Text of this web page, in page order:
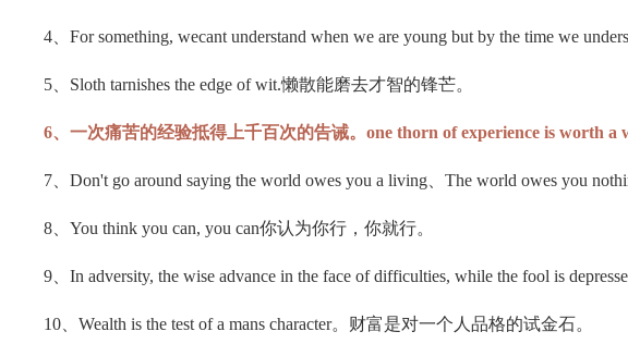
4、For something, wecant understand when we are young but by the time we
5、Sloth tarnishes the edge of wit.懒散能磨去才智的锋芒。
6、一次痛苦的经验抵得上千百次的告诫。one thorn of experience is worth a
7、Don't go around saying the world owes you a living、The world owes
8、You think you can, you can你认为你行，你就行。
9、In adversity, the wise advance in the face of difficulties, while the fool is
10、Wealth is the test of a mans character。财富是对一个人品格的试金石。